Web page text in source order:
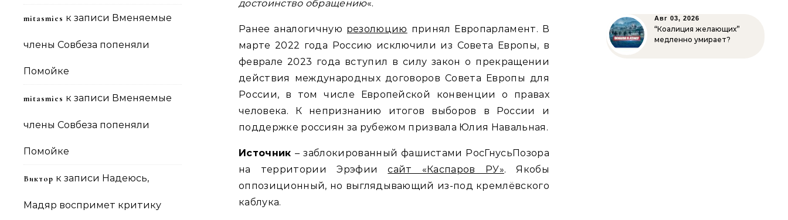
mitasmies к записи Вменяемые
члены Совбеза попеняли
Помойке
mitasmies к записи Вменяемые
члены Совбеза попеняли
Помойке
Виктор к записи Надеюсь,
Мадяр воспримет критику
достоинство обращению«.
Ранее аналогичную резолюцию принял Европарламент. В
марте 2022 года Россию исключили из Совета Европы, в
феврале 2023 года вступил в силу закон о прекращении
действия международных договоров Совета Европы для
России, в том числе Европейской конвенции о правах
человека. К непризнанию итогов выборов в России и
поддержке россиян за рубежом призвала Юлия Навальная.
Источник– заблокированный фашистами РосГнусьПозора
на территории Эрэфиисайт «Каспаров РУ». Якобы
оппозиционный, но выглядывающий из-под кремлёвского
каблука.
Авг 03, 2026
“Коалиция желающих”
медленно умирает?